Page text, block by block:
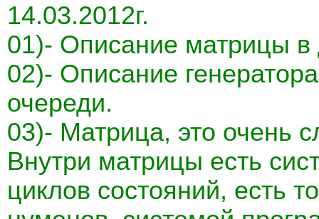
14.03.2012г.
01)- Описание матрицы в
02)- Описание
очереди.
03)- Матрица, это очень
Внутри матрицы есть
циклов состояний, есть